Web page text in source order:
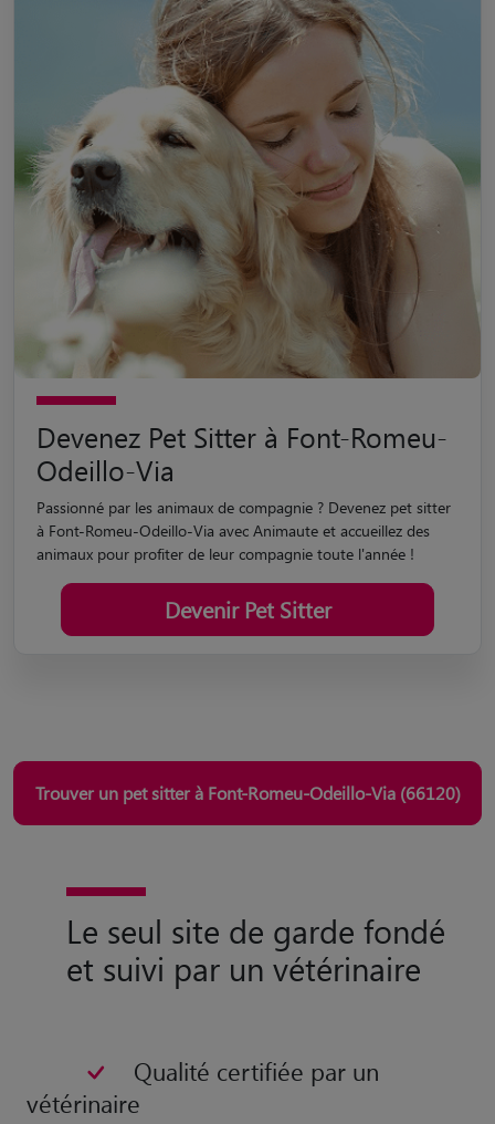
Devenez Pet Sitter à Font-Romeu-
Odeillo-Via
Passionné par les animaux de compagnie ? Devenez pet sitter
à Font-Romeu-Odeillo-Via avec Animaute et accueillez des
animaux pour profiter de leur compagnie toute l'année !
Devenir Pet Sitter
Trouver un pet sitter à Font-Romeu-Odeillo-Via (66120)
Le seul site de garde fondé
et suivi par un vétérinaire
Qualité certifiée par un
vétérinaire